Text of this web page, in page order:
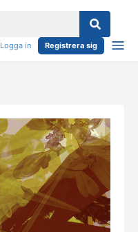
Logga in Registrera sig